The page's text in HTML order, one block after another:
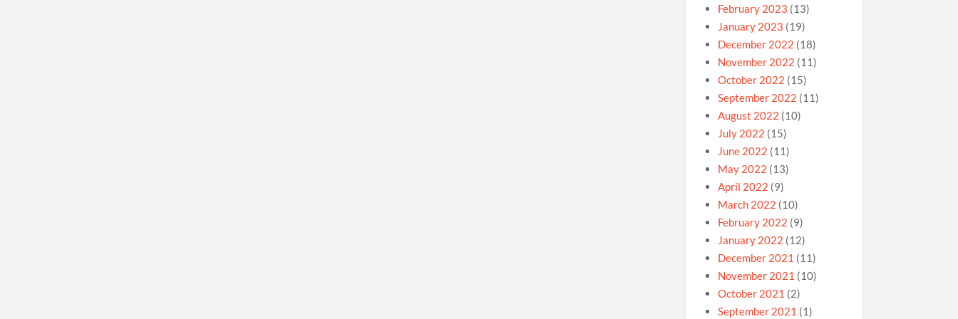
February 2023 (13)
January 2023 (19)
December 2022 (18)
November 2022 (11)
October 2022 (15)
September 2022 (11)
August 2022 (10)
July 2022 (15)
June 2022 (11)
May 2022 (13)
April 2022 (9)
March 2022 (10)
February 2022 (9)
January 2022 (12)
December 2021 (11)
November 2021 (10)
October 2021 (2)
September 2021 (1)